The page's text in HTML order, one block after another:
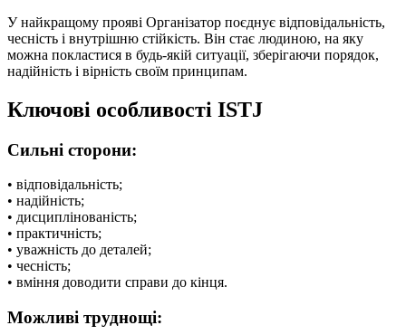
У найкращому прояві Організатор поєднує відповідальність,
чесність і внутрішню стійкість. Він стає людиною, на яку
можна покластися в будь-якій ситуації, зберігаючи порядок,
надійність і вірність своїм принципам.
Ключові особливості ISTJ
Сильні сторони:
• відповідальність;
• надійність;
• дисциплінованість;
• практичність;
• уважність до деталей;
• чесність;
• вміння доводити справи до кінця.
Можливі труднощі: